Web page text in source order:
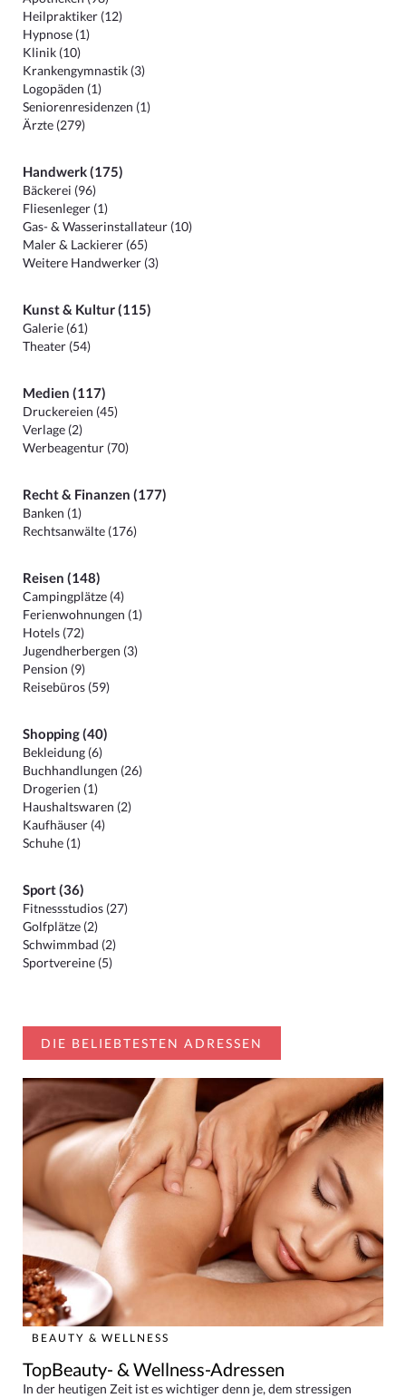
Heilpraktiker (12)
Hypnose (1)
Klinik (10)
Krankengymnastik (3)
Logopäden (1)
Seniorenresidenzen (1)
Ärzte (279)
Handwerk (175)
Bäckerei (96)
Fliesenleger (1)
Gas- & Wasserinstallateur (10)
Maler & Lackierer (65)
Weitere Handwerker (3)
Kunst & Kultur (115)
Galerie (61)
Theater (54)
Medien (117)
Druckereien (45)
Verlage (2)
Werbeagentur (70)
Recht & Finanzen (177)
Banken (1)
Rechtsanwälte (176)
Reisen (148)
Campingplätze (4)
Ferienwohnungen (1)
Hotels (72)
Jugendherbergen (3)
Pension (9)
Reisebüros (59)
Shopping (40)
Bekleidung (6)
Buchhandlungen (26)
Drogerien (1)
Haushaltswaren (2)
Kaufhäuser (4)
Schuhe (1)
Sport (36)
Fitnessstudios (27)
Golfplätze (2)
Schwimmbad (2)
Sportvereine (5)
DIE BELIEBTESTEN ADRESSEN
BEAUTY & WELLNESS
TopBeauty- & Wellness-Adressen
In der heutigen Zeit ist es wichtiger denn je, dem stressigen